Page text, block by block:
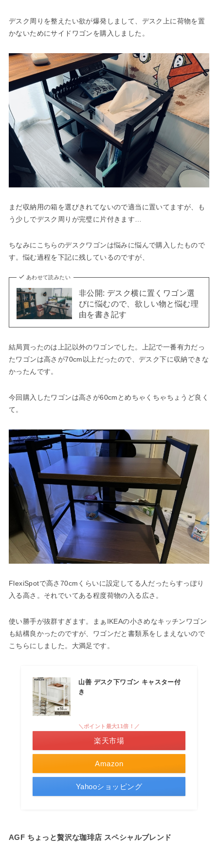
デスク周りを整えたい欲が爆発しまして、デスク上に荷物を置
かないためにサイドワゴンを購入しました。
まだ収納用の箱を選びきれてないので適当に置いてますが、も
う少しでデスク周りが完璧に片付きます…
ちなみにこちらのデスクワゴンは悩みに悩んで購入したもので
す。悩む過程を下記に残しているのですが、
あわせて読みたい
非公開: デスク横に置くワゴン選
びに悩むので、欲しい物と悩む理
由を書き記す
結局買ったのは上記以外のワゴンでした。上記で一番有力だっ
たワゴンは高さが70cm以上だったので、デスク下に収納できな
かったんです。
今回購入したワゴンは高さが60cmとめちゃくちゃちょうど良く
て。
FlexiSpotで高さ70cmくらいに設定してる人だったらすっぽり
入る高さ。それでいてある程度荷物の入る広さ。
使い勝手が抜群すぎます。まぁIKEAの小さめなキッチンワゴン
も結構良かったのですが、ワゴンだと書類系をしまえないので
こちらにしました。大満足です。
山善 デスク下ワゴン キャスター付
き
Amazon
＼ポイント最大11倍！／
楽天市場
Yahooショッピング
AGF ちょっと贅沢な珈琲店 スペシャルブレンド